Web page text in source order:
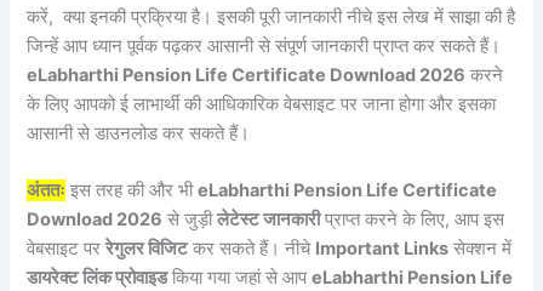
करें, क्या इनकी प्रक्रिया है। इसकी पूरी जानकारी नीचे इस लेख में साझा की है
जिन्हें आप ध्यान पूर्वक पढ़कर आसानी से संपूर्ण जानकारी प्राप्त कर सकते हैं।
eLabharthi Pension Life Certificate Download 2026 करने
के लिए आपको ई लाभार्थी की आधिकारिक वेबसाइट पर जाना होगा और इसका
आसानी से डाउनलोड कर सकते हैं।
अंततः इस तरह की और भीeLabharthi Pension Life Certificate
Download 2026 से जुड़ीलेटेस्ट जानकारीप्राप्त करने के लिए, आप इस
वेबसाइट पररेगुलर विजिटकर सकते हैं। नीचे Important Links सेक्शन में
डायरेक्ट लिंक प्रोवाइडकिया गया जहां से आपeLabharthi Pension Life